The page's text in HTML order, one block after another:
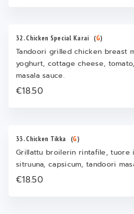
32. Chicken Special Karai (G)
Tandoori grilled chicken breast
yoghurt, cottage cheese,
masala sauce.
€18.50
33. Chicken Tikka (G)
Grillattu broilerin rintafile, tuore
sitruuna, capsicum, tandoori
€18.50